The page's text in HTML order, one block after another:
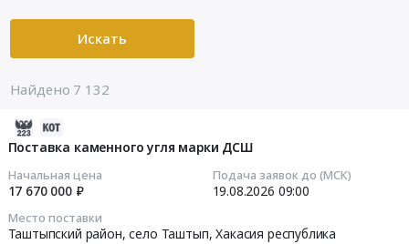
Искать
Найдено 7 132
Поставка каменного угля марки ДСШ
Начальная цена
17 670 000 ₽
Подача заявок до (МСК)
19.08.2026 09:00
Место поставки
Таштыпский район, село Таштып,Хакасия республика